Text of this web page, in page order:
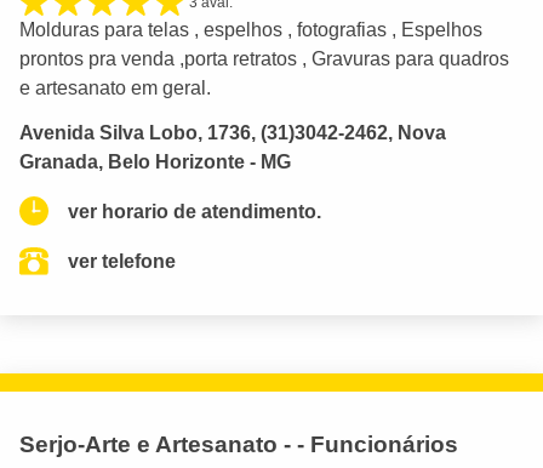
Molduras para telas , espelhos , fotografias , Espelhos
prontos pra venda ,porta retratos , Gravuras para quadros
e artesanato em geral.
Avenida Silva Lobo, 1736, (31)3042-2462, Nova
Granada, Belo Horizonte - MG
ver horario de atendimento.
ver telefone
Serjo-Arte e Artesanato - - Funcionários